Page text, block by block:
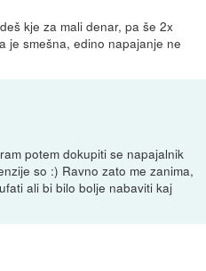
kje za mali denar, pa še 2x
je smešna, edino napajanje ne
potem dokupiti se napajalnik
so :) Ravno zato me zanima,
ali bi bilo bolje nabaviti kaj